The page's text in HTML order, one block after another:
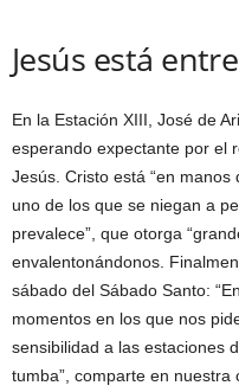
Jesús está
En la Estación XIII, José de
esperando expectante por el
Jesús. Cristo está “en
uno de los que se niegan a
prevalece”, que otorga
envalentonándonos.
sábado del Sábado Santo:
momentos en los que nos
sensibilidad a las estaciones
tumba”, comparte en